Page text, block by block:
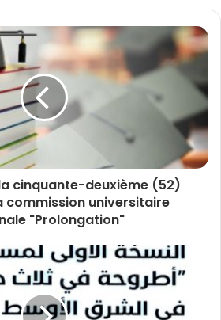
cinquante-deuxième (52)
commission universitaire
"Prolongation"